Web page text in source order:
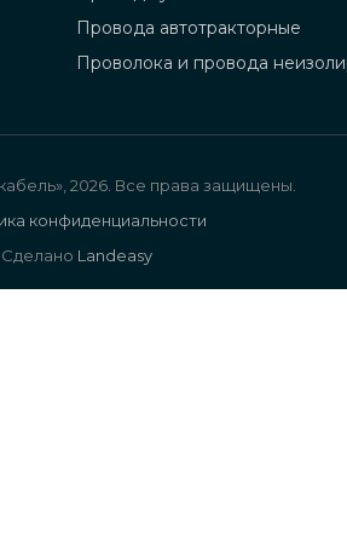
Провода автотракторные
Проволока и провода
2026. Все права защищены.
конфиденциальности
Сделано Landeasy